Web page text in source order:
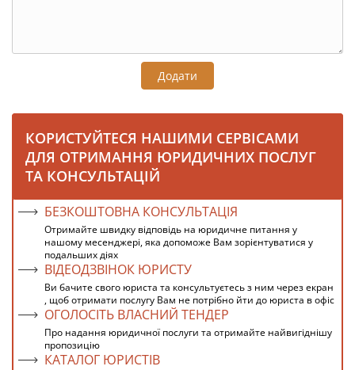
Додати
КОРИСТУЙТЕСЯ НАШИМИ СЕРВІСАМИ
ДЛЯ ОТРИМАННЯ ЮРИДИЧНИХ ПОСЛУГ
ТА КОНСУЛЬТАЦІЙ
БЕЗКОШТОВНА КОНСУЛЬТАЦІЯ
Отримайте швидку відповідь на юридичне питання у
нашому месенджері, яка допоможе Вам зорієнтуватися у
подальших діях
ВІДЕОДЗВІНОК ЮРИСТУ
Ви бачите свого юриста та консультуєтесь з ним через екран
, щоб отримати послугу Вам не потрібно йти до юриста в офіс
ОГОЛОСІТЬ ВЛАСНИЙ ТЕНДЕР
Про надання юридичної послуги та отримайте найвигіднішу
пропозицію
КАТАЛОГ ЮРИСТІВ